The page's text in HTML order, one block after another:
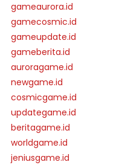
gameaurora.id
gamecosmic.id
gameupdate.id
gameberita.id
auroragame.id
newgame.id
cosmicgame.id
updategame.id
beritagame.id
worldgame.id
jeniusgame.id